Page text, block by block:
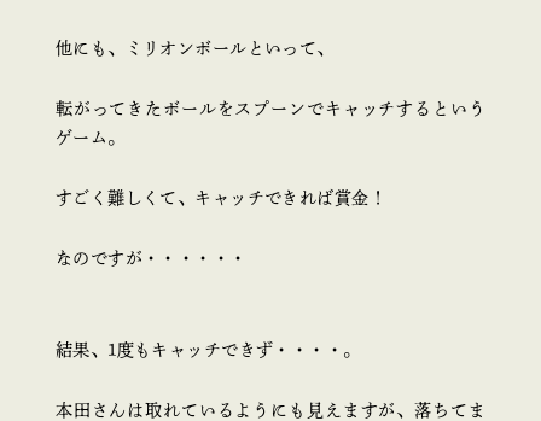
他にも、ミリオンボールといって、
転がってきたボールをスプーンでキャッチするという
ゲーム。
すごく難しくて、キャッチできれば賞金！
なのですが・・・・・・
結果、1度もキャッチできず・・・・。
本田さんは取れているようにも見えますが、落ちてま